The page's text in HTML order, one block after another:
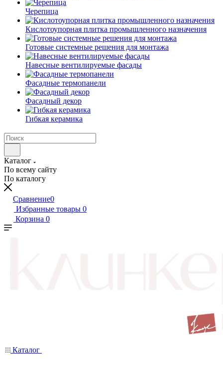
Черепица
Кислотоупорная плитка промышленного назначения
Готовые системные решения для монтажа
Навесные вентилируемые фасады
Фасадные термопанели
Фасадный декор
Гибкая керамика
Каталог
По всему сайту
По каталогу
Сравнение0
Избранные товары 0
Корзина 0
Каталог